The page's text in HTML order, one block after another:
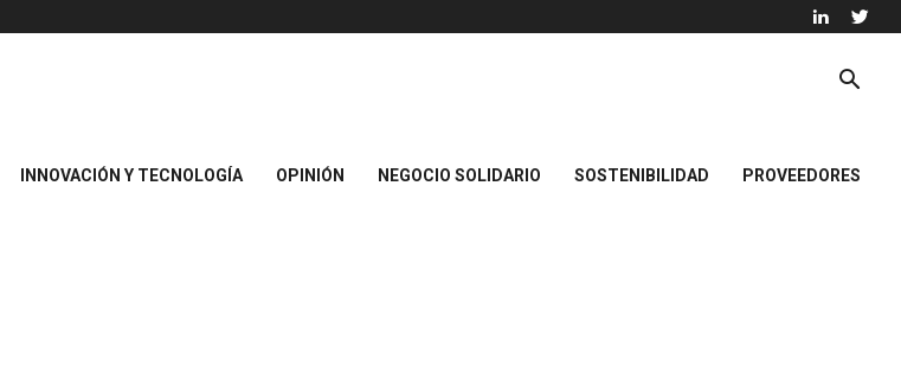
INNOVACIÓN Y TECNOLOGÍA OPINIÓN NEGOCIO SOLIDARIO SOSTENIBILIDAD PROVEEDORES